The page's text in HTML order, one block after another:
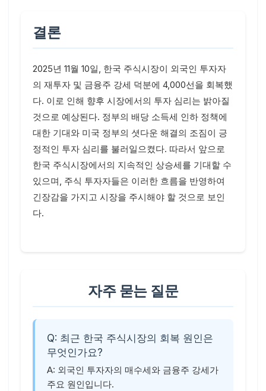
결론
2025년 11월 10일, 한국 주식시장이 외국인 투자자
의 재투자 및 금융주 강세 덕분에 4,000선을 회복했
다. 이로 인해 향후 시장에서의 투자 심리는 밝아질
것으로 예상된다. 정부의 배당 소득세 인하 정책에
대한 기대와 미국 정부의 셧다운 해결의 조짐이 긍
정적인 투자 심리를 불러일으켰다. 따라서 앞으로
한국 주식시장에서의 지속적인 상승세를 기대할 수
있으며, 주식 투자자들은 이러한 흐름을 반영하여
긴장감을 가지고 시장을 주시해야 할 것으로 보인
다.
자주 묻는 질문
Q: 최근 한국 주식시장의 회복 원인은
무엇인가요?
A: 외국인 투자자의 매수세와 금융주 강세가
주요 원인입니다.